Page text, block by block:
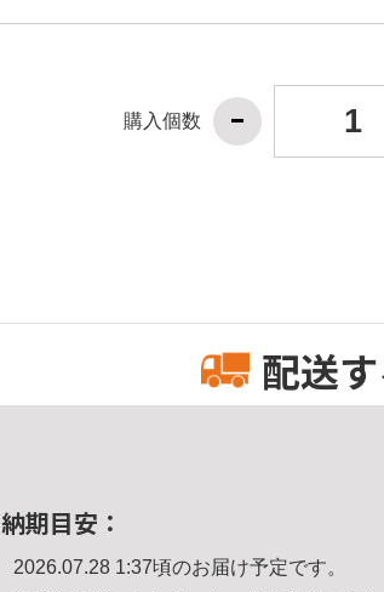
購入個数
配送
納期目安：
2026.07.28 1:37頃のお届け予定です。